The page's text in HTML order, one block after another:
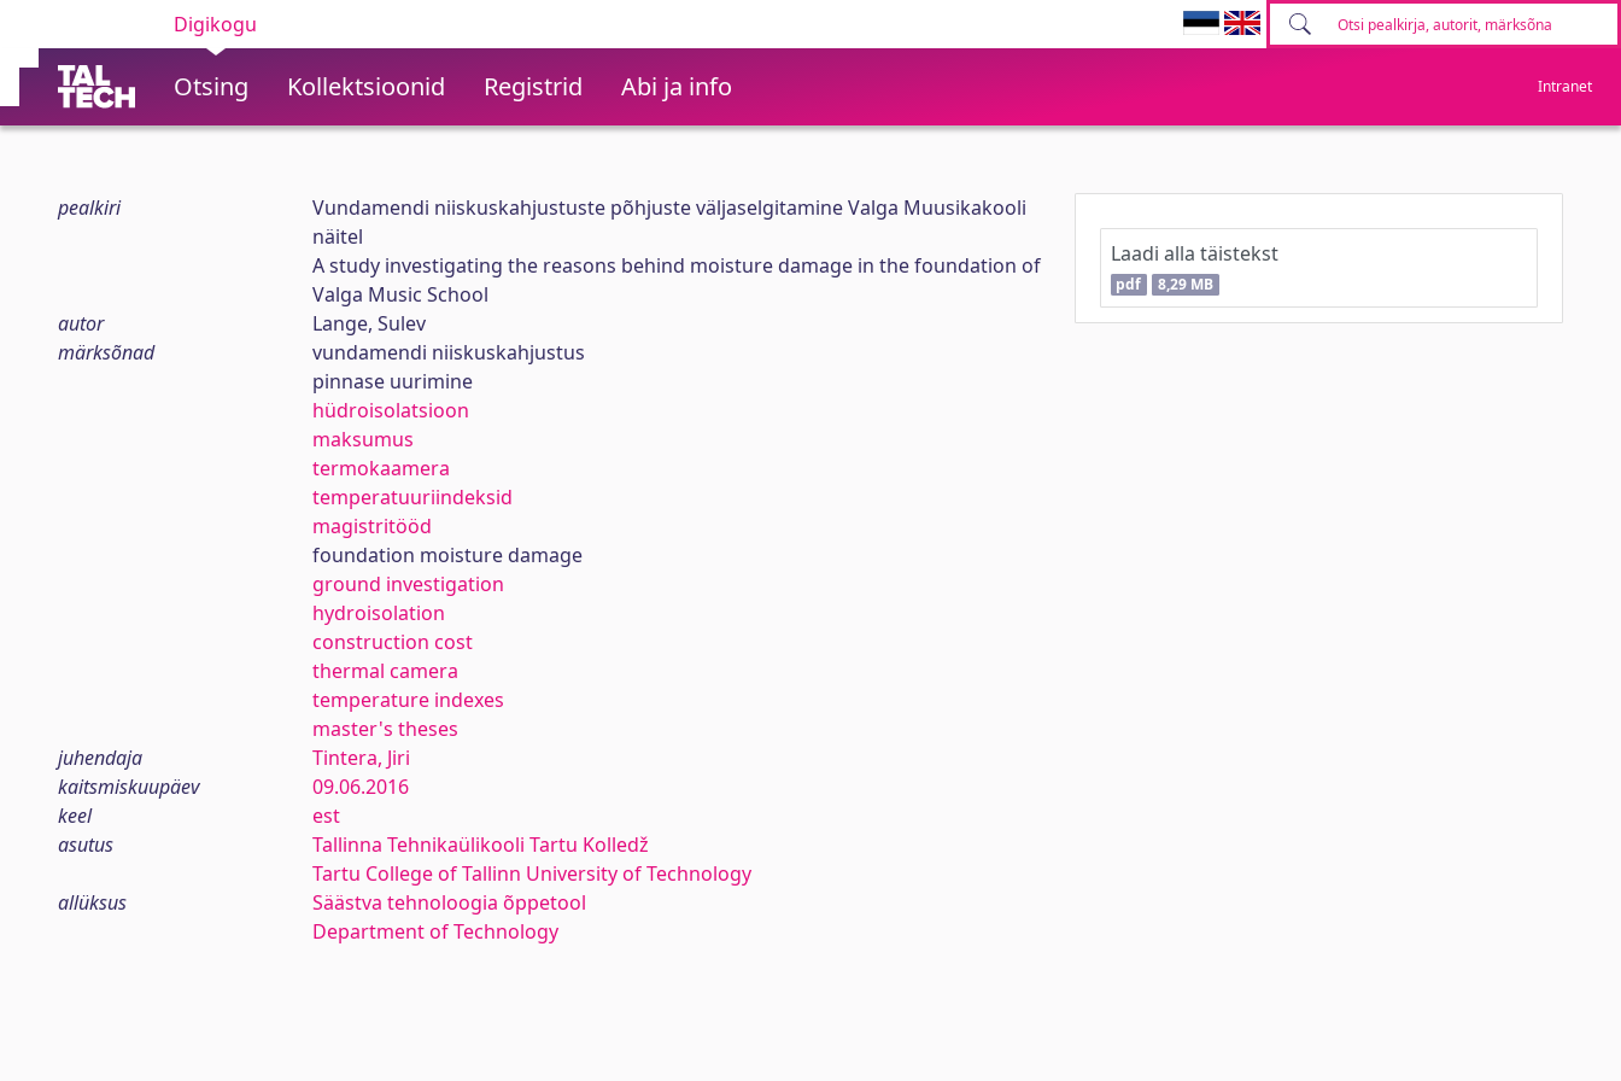
Digikogu
Otsing Kollektsioonid Registrid Abi ja info Intranet
pealkiri
Vundamendi niiskuskahjustuste põhjuste väljaselgitamine Valga Muusikakooli
näitel
A study investigating the reasons behind moisture damage in the foundation of
Valga Music School
autor
Lange, Sulev
märksõnad
vundamendi niiskuskahjustus
pinnase uurimine
hüdroisolatsioon
maksumus
termokaamera
temperatuuriindeksid
magistritööd
foundation moisture damage
ground investigation
hydroisolation
construction cost
thermal camera
temperature indexes
master's theses
juhendaja
Tintera, Jiri
kaitsmiskuupäev
09.06.2016
keel
est
asutus
Tallinna Tehnikaülikooli Tartu Kolledž
Tartu College of Tallinn University of Technology
allüksus
Säästva tehnoloogia õppetool
Department of Technology
Laadi alla täistekst
pdf 8,29 MB